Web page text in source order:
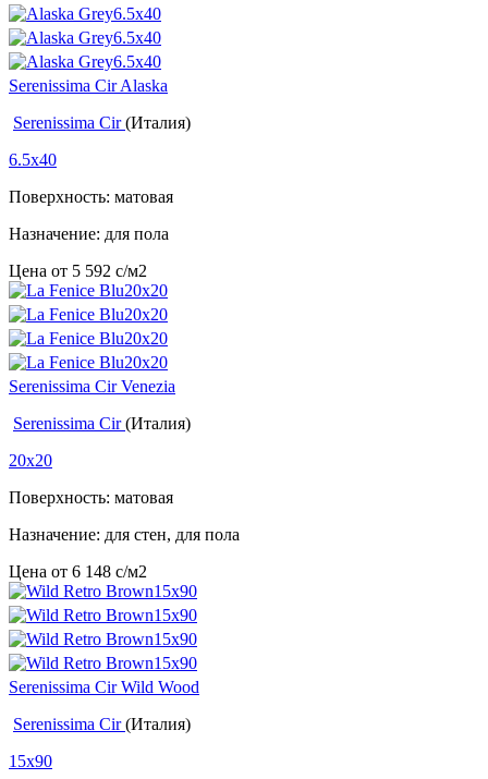
Serenissima Cir Alaska
Serenissima Cir(Италия)
6.5x40
Поверхность: матовая
Назначение: для пола
Цена от 5 592 c/м2
Serenissima Cir Venezia
Serenissima Cir(Италия)
20x20
Поверхность: матовая
Назначение: для стен, для пола
Цена от 6 148 c/м2
Serenissima Cir Wild Wood
Serenissima Cir(Италия)
15x90